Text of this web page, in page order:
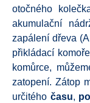
otočného
akumulační
zapálení dřeva
přikládací
komůrce,
zatopení. Zátop
určitého času, po